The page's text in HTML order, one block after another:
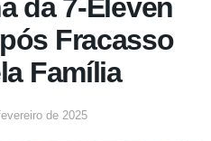
da 7-Eleven
Fracasso
Família
de 2025